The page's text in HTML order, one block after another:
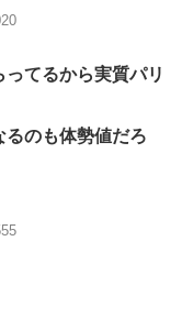
てるから実質パリ
のも体勢値だろ